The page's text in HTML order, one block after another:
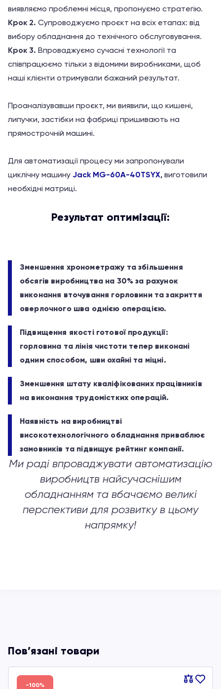
виявляємо проблемні місця, пропонуємо стратегію.
Крок 2. Супроводжуємо проєкт на всіх етапах: від
вибору обладнання до технічного обслуговування.
Крок 3. Впроваджуємо сучасні технології та
співпрацюємо тільки з відомими виробниками, щоб
наші клієнти отримували бажаний результат.
Проаналізувавши проєкт, ми виявили, що кишені,
липучки, застібки на фабриці пришивають на
прямострочній машині.
Для автоматизації процесу ми запропонували
циклічну машину Jack MG-60A-40TSYX, виготовили
необхідні матриці.
Результат оптимізації:
Зменшення хронометражу та збільшення
обсягів виробництва на 30% за рахунок
виконання вточування горловини та закриття
оверлочного шва однією операцією.
Підвищення якості готової продукції:
горловина та лінія чистоти тепер виконані
одним способом, шви охайні та міцні.
Зменшення штату кваліфікованих працівників
на виконання трудомістких операцій.
Наявність на виробництві
високотехнологічного обладнання приваблює
замовників та підвищує рейтинг компанії.
Ми раді впроваджувати автоматизацію
виробництв найсучаснішим
обладнанням та вбачаємо великі
перспективи для розвитку в цьому
напрямку!
Пов’язані товари
Порівняти
В
-100%